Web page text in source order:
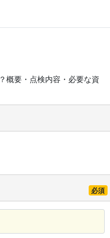
概要・点検内容・必要な資
必須